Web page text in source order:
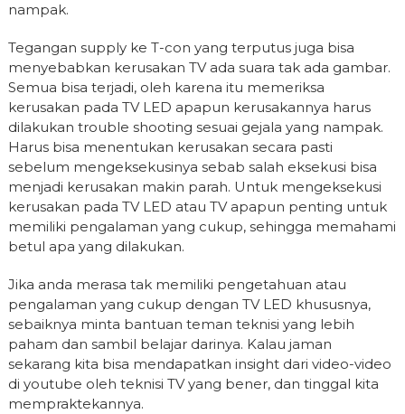
nampak.
Tegangan supply ke T-con yang terputus juga bisa
menyebabkan kerusakan TV ada suara tak ada gambar.
Semua bisa terjadi, oleh karena itu memeriksa
kerusakan pada TV LED apapun kerusakannya harus
dilakukan trouble shooting sesuai gejala yang nampak.
Harus bisa menentukan kerusakan secara pasti
sebelum mengeksekusinya sebab salah eksekusi bisa
menjadi kerusakan makin parah. Untuk mengeksekusi
kerusakan pada TV LED atau TV apapun penting untuk
memiliki pengalaman yang cukup, sehingga memahami
betul apa yang dilakukan.
Jika anda merasa tak memiliki pengetahuan atau
pengalaman yang cukup dengan TV LED khususnya,
sebaiknya minta bantuan teman teknisi yang lebih
paham dan sambil belajar darinya. Kalau jaman
sekarang kita bisa mendapatkan insight dari video-video
di youtube oleh teknisi TV yang bener, dan tinggal kita
mempraktekannya.